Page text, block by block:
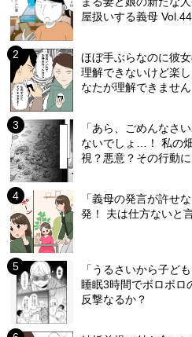
屋扱いする義母 Vol.44
ほぼ手ぶらなのに彼
理解できないけど楽
なたが理解できません
「あら、ごめんなさ
ないでしょ…！ 私の
視？悪意？その行動
「義母の発言が許せ
発！ 夫は仕方ないと
「うるさいから子ど
睡眠3時間でボロボ
反撃なるか？